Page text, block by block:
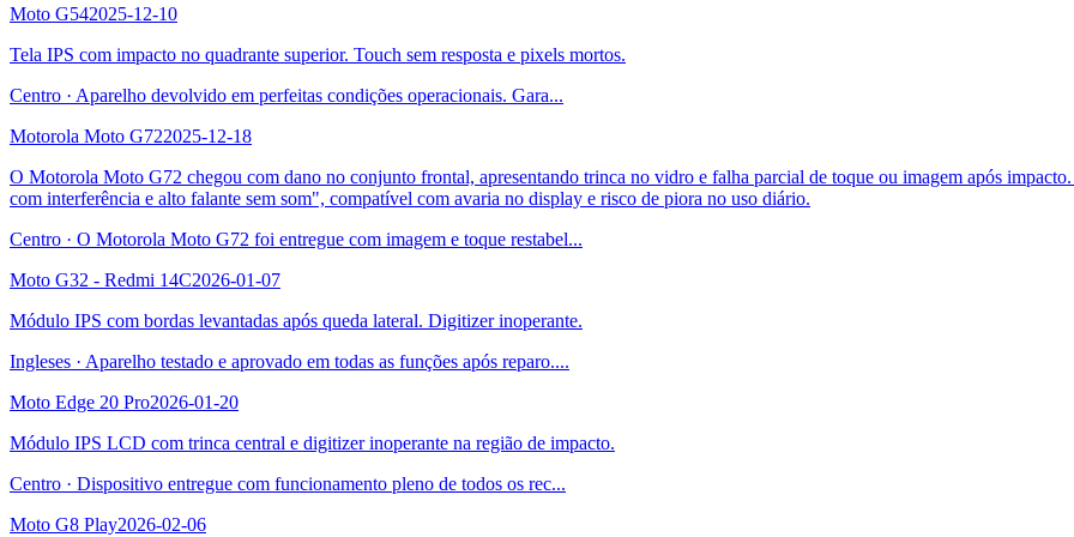
Moto G542025-12-10
Tela IPS com impacto no quadrante superior. Touch sem resposta e pixels mortos.
Centro · Aparelho devolvido em perfeitas condições operacionais. Gara...
Motorola Moto G722025-12-18
O Motorola Moto G72 chegou com dano no conjunto frontal, apresentando trinca no vidro e falha parcial de toque ou imagem após
com interferência e alto falante sem som", compatível com avaria no display e risco de piora no uso diário.
Centro · O Motorola Moto G72 foi entregue com imagem e toque restabel...
Moto G32 - Redmi 14C2026-01-07
Módulo IPS com bordas levantadas após queda lateral. Digitizer inoperante.
Ingleses · Aparelho testado e aprovado em todas as funções após reparo....
Moto Edge 20 Pro2026-01-20
Módulo IPS LCD com trinca central e digitizer inoperante na região de impacto.
Centro · Dispositivo entregue com funcionamento pleno de todos os rec...
Moto G8 Play2026-02-06